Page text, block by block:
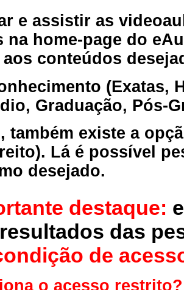
e assistir as
na home-page do
aos conteúdos
(Exatas,
Graduação, Pós-
também existe a
Lá é possível
desejado.
destaque:
das
de
o acesso restrito?